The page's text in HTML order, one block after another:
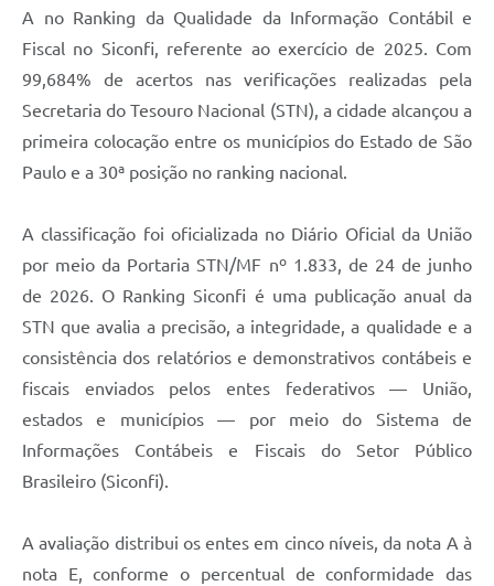
Editais
Links
Serviços Online
Telefones Úteis
Enquete
Agenda
SIC
A no Ranking da Qualidade da Informação Contábil e
Fiscal no Siconfi, referente ao exercício de 2025. Com
99,684% de acertos nas verificações realizadas pela
Secretaria do Tesouro Nacional (STN), a cidade alcançou a
primeira colocação entre os municípios do Estado de São
Paulo e a 30ª posição no ranking nacional.
A classificação foi oficializada no Diário Oficial da União
por meio da Portaria STN/MF nº 1.833, de 24 de junho
de 2026. O Ranking Siconfi é uma publicação anual da
STN que avalia a precisão, a integridade, a qualidade e a
consistência dos relatórios e demonstrativos contábeis e
fiscais enviados pelos entes federativos — União,
estados e municípios — por meio do Sistema de
Informações Contábeis e Fiscais do Setor Público
Brasileiro (Siconfi).
A avaliação distribui os entes em cinco níveis, da nota A à
nota E, conforme o percentual de conformidade das